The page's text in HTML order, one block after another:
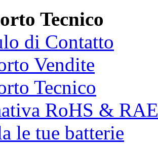
Tecnico
di Contatto
Vendite
Tecnico
RoHS &
le tue batterie